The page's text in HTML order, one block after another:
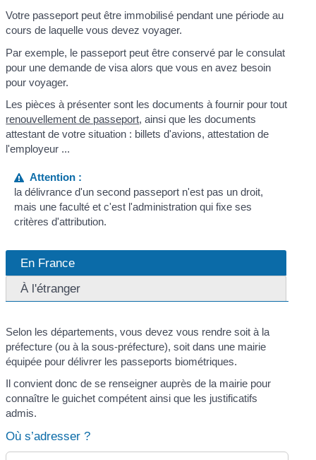
Votre passeport peut être immobilisé pendant une période au
cours de laquelle vous devez voyager.
Par exemple, le passeport peut être conservé par le consulat
pour une demande de visa alors que vous en avez besoin
pour voyager.
Les pièces à présenter sont les documents à fournir pour tout
renouvellement de passeport, ainsi que les documents
attestant de votre situation : billets d'avions, attestation de
l'employeur ...
Attention :
la délivrance d'un second passeport n'est pas un droit,
mais une faculté et c'est l'administration qui fixe ses
critères d'attribution.
En France
À l'étranger
Selon les départements, vous devez vous rendre soit à la
préfecture (ou à la sous-préfecture), soit dans une mairie
équipée pour délivrer les passeports biométriques.
Il convient donc de se renseigner auprès de la mairie pour
connaître le guichet compétent ainsi que les justificatifs
admis.
Où s’adresser ?